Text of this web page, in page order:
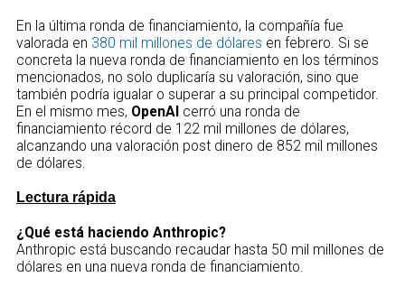
En la última ronda de financiamiento, la compañía fue
valorada en 380 mil millones de dólares en febrero. Si se
concreta la nueva ronda de financiamiento en los términos
mencionados, no solo duplicaría su valoración, sino que
también podría igualar o superar a su principal competidor.
En el mismo mes, OpenAIcerró una ronda de
financiamiento récord de 122 mil millones de dólares,
alcanzando una valoración post dinero de 852 mil millones
de dólares.
Lectura rápida
¿Qué está haciendo Anthropic?
Anthropic está buscando recaudar hasta 50 mil millones de
dólares en una nueva ronda de financiamiento.